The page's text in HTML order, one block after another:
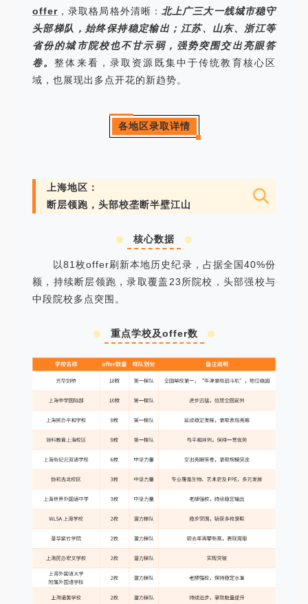
offer ，录取格局格外清晰：北上广三大一线城市稳守
头部梯队，始终保持稳定输出；江苏、山东、浙江等
省份的城市院校也不甘示弱，强势突围交出亮眼答
卷。整体来看，录取资源既集中于传统教育核心区
域，也展现出多点开花的新趋势。
各地区录取详情
上海地区：
断层领跑，头部校垄断半壁江山
核心数据
以81枚offer刷新本地历史纪录，占据全国40%份
额，持续断层领跑，录取覆盖23所院校，头部强校与
中段院校多点突围。
重点学校及offer数